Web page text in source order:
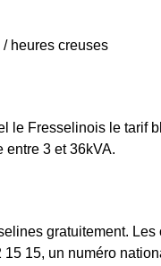
heures creuses
le Fresselinois le tarif
entre 3 et 36kVA.
gratuitement.
15, un numéro